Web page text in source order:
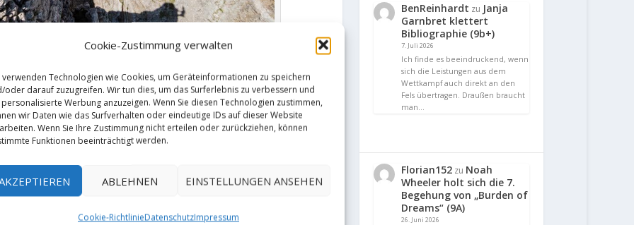
Cookie-Zustimmung verwalten
verwenden Technologien wie Cookies, um Geräteinformationen zu speichern
oder darauf zuzugreifen. Wir tun dies, um das Surferlebnis zu verbessern und
Werbung anzuzeigen. Wenn Sie diesen Technologien zustimmen,
wir Daten wie das Surfverhalten oder eindeutige IDs auf dieser Website
Wenn Sie Ihre Zustimmung nicht erteilen oder zurückziehen, können
Funktionen beeinträchtigt werden.
ABLEHNEN EINSTELLUNGEN ANSEHEN
Cookie-RichtlinieDatenschutzImpressum
Gipfelstürmernadel
BenReinhardt zu Janja
Garnbret klettert
Bibliographie (9b+)
7. Juli 2026
Ich finde es beeindruckend, wenn
sich die Leistungen aus dem
Wettkampf auch direkt an den
Fels übertragen. Draußen braucht
man…
Florian152 zu Noah
Wheeler holt sich die 7.
Begehung von „Burden of
Dreams“ (9A)
26. Juni 2026